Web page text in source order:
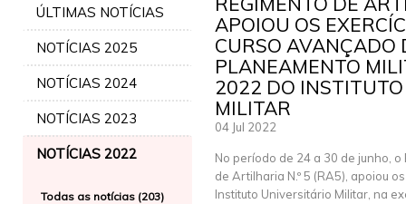
ÚLTIMAS NOTÍCIAS
NOTÍCIAS 2025
NOTÍCIAS 2024
NOTÍCIAS 2023
NOTÍCIAS 2022
Todas as notícias (203)
APOIOU OS
CURSO AVANÇADO
PLANEAMENTO
2022 DO
MILITAR
04 Jul 2022
No período de 24 a 30 de junho, o
de Artilharia N.º 5 (RA5), apoiou
Instituto Universitário Militar, na